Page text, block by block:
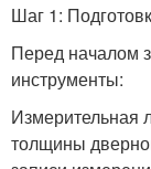
Шаг 1:
Перед началом
инструменты:
Измерительная
толщины